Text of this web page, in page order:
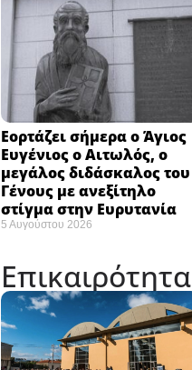
Εορτάζει σήμερα ο Άγιος
Ευγένιος ο Αιτωλός, ο
μεγάλος διδάσκαλος του
Γένους με ανεξίτηλο
στίγμα στην Ευρυτανία
5 Αυγούστου 2026
Επικαιρότητα